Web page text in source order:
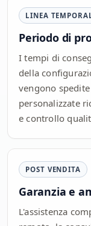
LINEA
Periodo di
I tempi di
della
vengono
personalizzate
e controllo
POST VENDITA
Garanzia e
L'assistenza